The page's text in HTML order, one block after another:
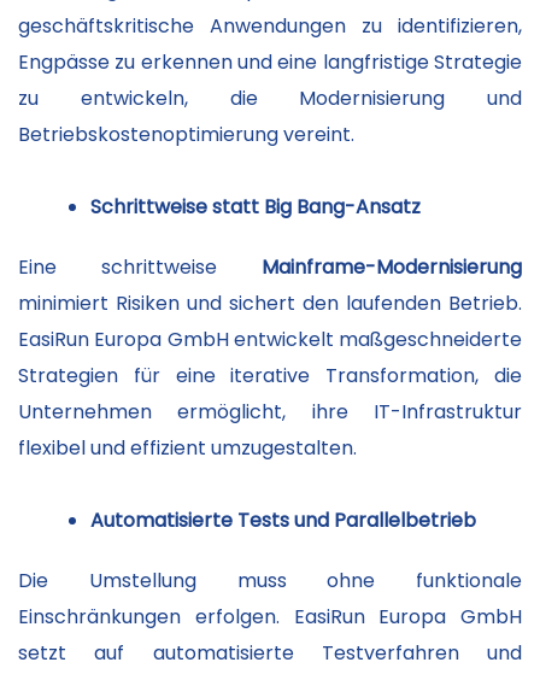
geschäftskritische Anwendungen zu identifizieren,
Engpässe zu erkennen und eine langfristige Strategie
zu entwickeln, die Modernisierung und
Betriebskostenoptimierung vereint.
Schrittweise statt Big Bang-Ansatz
Eine schrittweise Mainframe-Modernisierung
minimiert Risiken und sichert den laufenden Betrieb.
EasiRun Europa GmbH entwickelt maßgeschneiderte
Strategien für eine iterative Transformation, die
Unternehmen ermöglicht, ihre IT-Infrastruktur
flexibel und effizient umzugestalten.
Automatisierte Tests und Parallelbetrieb
Die Umstellung muss ohne funktionale
Einschränkungen erfolgen. EasiRun Europa GmbH
setzt auf automatisierte Testverfahren und